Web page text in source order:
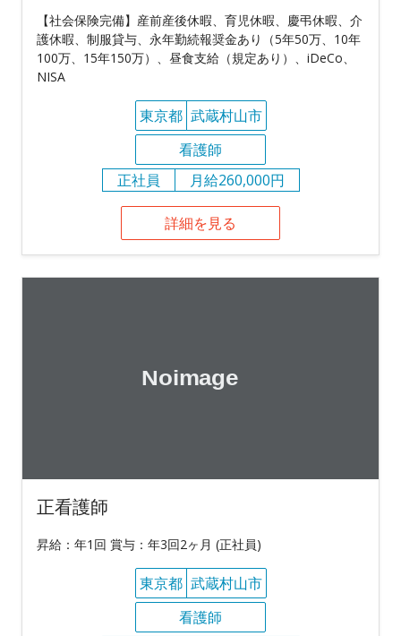
【社会保険完備】産前産後休暇、育児休暇、慶弔休暇、介
護休暇、制服貸与、永年勤続報奨金あり（5年50万、10年
100万、15年150万）、昼食支給（規定あり）、iDeCo、
NISA
東京都 武蔵村山市
看護師
正社員
月給260,000円
詳細を見る
正看護師
昇給：年1回 賞与：年3回2ヶ月 (正社員)
東京都 武蔵村山市
看護師